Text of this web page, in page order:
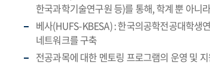
한국과학기술연구원 등)를 통해, 학계 뿐 아니
베사(HUFS-KBESA) : 한국의공학전공대학생
네트워크를 구축
전공과목에 대한 멘토링 프로그램의 운영 및